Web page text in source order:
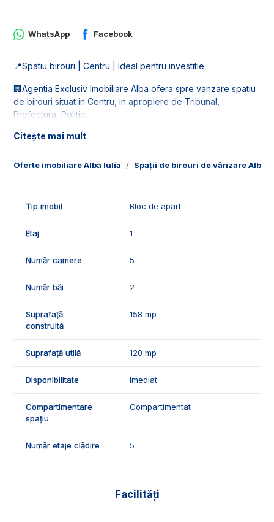
Oferte imobiliare Alba Iulia Spații de birouri de vânzare Alba
WhatsApp Facebook
📍Spatiu birouri | Centru | Ideal pentru investitie
🏢Agentia Exclusiv Imobiliare Alba ofera spre vanzare spatiu
de birouri situat in Centru, in apropiere de Tribunal,
Prefectura, Politie.
📐Spatiul este in suprafata utila de 120 mp, fiind compus din:
-1 oficiu;
-2 holuri;
- casa scarilor.
🌡️Confortul termic este asigurat de centrala termica, geamuri
si usa de termopan, aer conditionat.
🤝Recomandam aceast spatiu fiindca este ideal pentru
agentii, sediu banca, birou notarial, birou de avocatura,
clinica, etc.
📞Pentru mai multe detalii sau pentru progrmarea unei
ID Exclusiv - 2901141
Citește mai mult
Tip imobil Bloc de apart.
Etaj 1
Număr camere 5
Număr băi 2
Suprafață
construită
158 mp
Suprafață utilă 120 mp
Disponibilitate Imediat
Compartimentare
spațiu
Compartimentat
Număr etaje clădire 5
Facilități